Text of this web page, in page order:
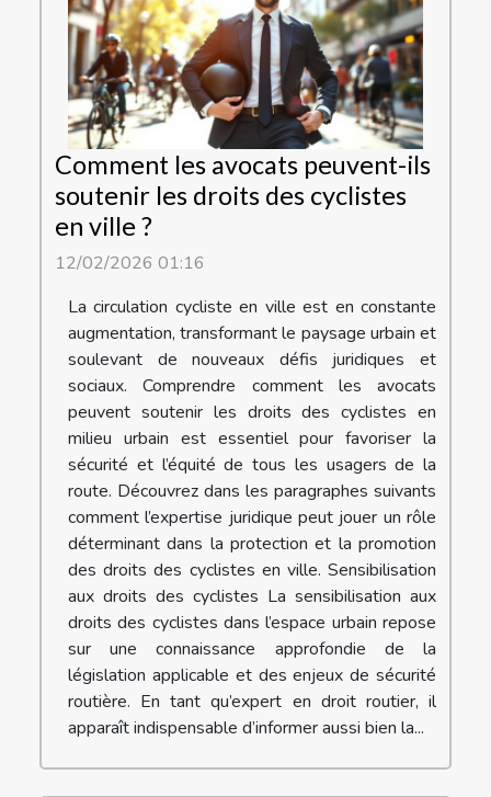
Comment les avocats peuvent-ils
soutenir les droits des cyclistes
en ville ?
12/02/2026 01:16
La circulation cycliste en ville est en constante
augmentation, transformant le paysage urbain et
soulevant de nouveaux défis juridiques et
sociaux. Comprendre comment les avocats
peuvent soutenir les droits des cyclistes en
milieu urbain est essentiel pour favoriser la
sécurité et l’équité de tous les usagers de la
route. Découvrez dans les paragraphes suivants
comment l’expertise juridique peut jouer un rôle
déterminant dans la protection et la promotion
des droits des cyclistes en ville. Sensibilisation
aux droits des cyclistes La sensibilisation aux
droits des cyclistes dans l’espace urbain repose
sur une connaissance approfondie de la
législation applicable et des enjeux de sécurité
routière. En tant qu’expert en droit routier, il
apparaît indispensable d’informer aussi bien la...